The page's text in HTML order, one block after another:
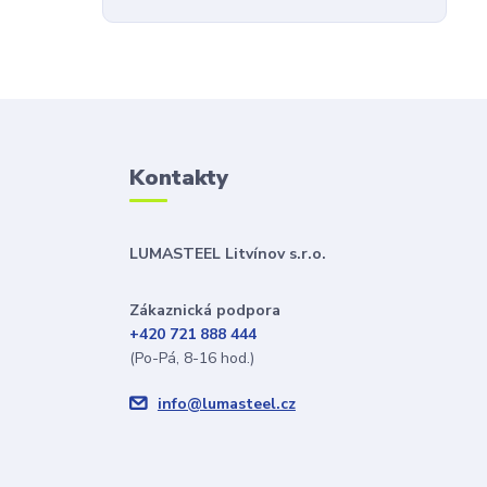
Kontakty
LUMASTEEL Litvínov s.r.o.
Zákaznická podpora
+420 721 888 444
(Po-Pá, 8-16 hod.)
info@lumasteel.cz